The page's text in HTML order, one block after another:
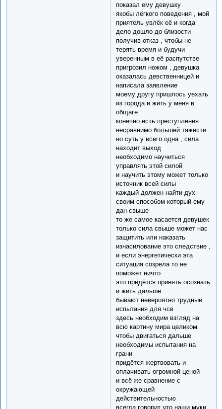
показал ему девушку
якобы лёгкого поведения , мой
приятель увлёк её и когда
дело дошло до близости
получив отказ , чтобы не
терять время и будучи
уверенным в её распутстве
пригрозил ножом , девушка
оказалась девственницей и
написала заявление
моему другу пришлось уехать
из города и жить у меня в
общаге
конечно есть преступления
несравнимо большей тяжести
но суть у всего одна , сила
находит выход
необходимо научиться
управлять этой силой
и научить этому может только
источник всей силы
каждый должен найти дух
своим способом который ему
дан свыше
то же самое касается девушек
только сила свыше может нас
защитить или наказать
изнасилование это следствие ,
и если энергетически эта
ситуация созрела то не
поможет ничто
это придётся принять осознать
и жить дальше
бывают невероятно трудные
испытания для чсв
здесь необходим взгляд на
всю картину мира целиком
чтобы двигаться дальше
необходимы испытания на
грани
придётся жертвовать и
оплачивать огромной ценой
и всё же сравнение с
окружающей
действительностью
всегда говорит что наши муки